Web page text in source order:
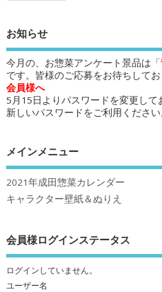
お知らせ
今月の、お惣菜アンケート景品は「
です。皆様のご応募をお待ちしてお
会員様へ
5月15日よりパスワードを変更して
新しいパスワードをご利用ください
メインメニュー
2021年成田惣菜カレンダー
キャラクター壁紙＆ぬりえ
会員様ログインステータス
ログインしていません。
ユーザー名